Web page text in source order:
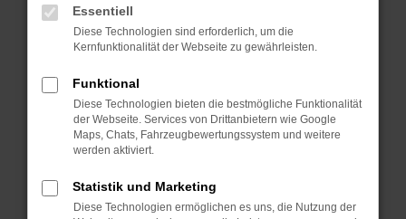
können das Laden bestimmter Seiten
verhindern. Funktioniert die Seite in einem
anderen Browser oder in einem privaten
Starte dein Gerät neu.
Das kann manchmal helfen, vorübergehende
Probleme zu beheben.
Betriebssystem auf dem neuesten Stand
sind.
Essentiell
Diese Technologien sind erforderlich, um die
Kernfunktionalität der Webseite zu gewährleisten.
Funktional
Diese Technologien bieten die bestmögliche Funktionalität
der Webseite. Services von Drittanbietern wie Google
Maps, Chats, Fahrzeugbewertungssystem und weitere
werden aktiviert.
Statistik und Marketing
Diese Technologien ermöglichen es uns, die Nutzung der